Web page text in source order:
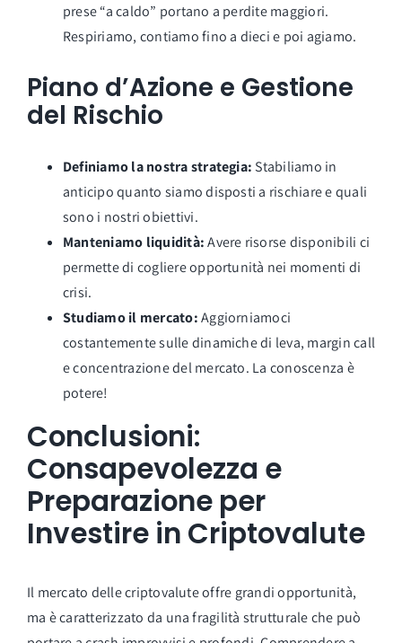
prese “a caldo” portano a perdite maggiori.
Respiriamo, contiamo fino a dieci e poi agiamo.
Piano d’Azione e Gestione
del Rischio
Definiamo la nostra strategia: Stabiliamo in
anticipo quanto siamo disposti a rischiare e quali
sono i nostri obiettivi.
Manteniamo liquidità:Avere risorse disponibili ci
permette di cogliere opportunità nei momenti di
crisi.
Studiamo il mercato:Aggiorniamoci
costantemente sulle dinamiche di leva, margin call
e concentrazione del mercato. La conoscenza è
potere!
Conclusioni:
Consapevolezza e
Preparazione per
Investire in Criptovalute
Il mercato delle criptovalute offre grandi opportunità,
ma è caratterizzato da una fragilità strutturale che può